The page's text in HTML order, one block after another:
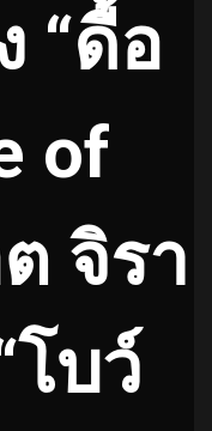
“ดื้อ
of
จิรา
โบว์